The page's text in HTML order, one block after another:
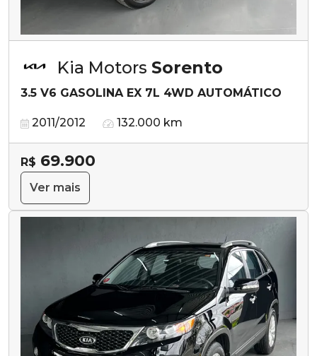
Kia Motors Sorento
3.5 V6 GASOLINA EX 7L 4WD AUTOMÁTICO
2011/2012 132.000 km
R$ 69.900
Ver mais